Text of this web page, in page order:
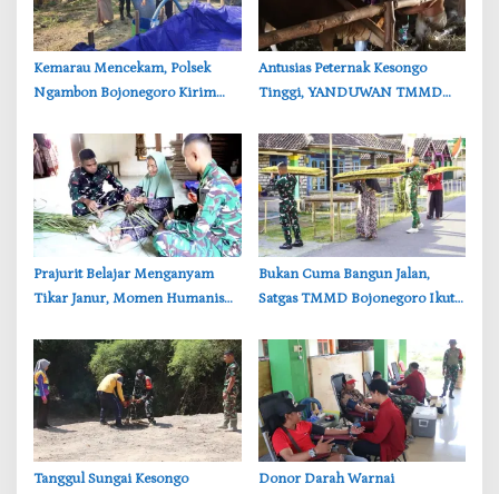
‎Kemarau Mencekam, Polsek
Ngambon Bojonegoro Kirim
Bondol
‎Antusias Peternak Kesongo
Tinggi, YANDUWAN TMMD
‎Prajurit Belajar Menganyam
Tikar Janur, Momen Humanis
‎Bukan Cuma Bangun Jalan,
Satgas TMMD Bojonegoro Ikut
‎Tanggul Sungai Kesongo
‎Donor Darah Warnai